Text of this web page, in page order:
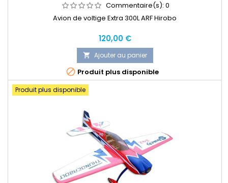
Commentaire(s): 0
Avion de voltige Extra 300L ARF Hirobo
Prix
120,00 €
 Ajouter au panier
 Produit plus disponible
Produit plus disponible